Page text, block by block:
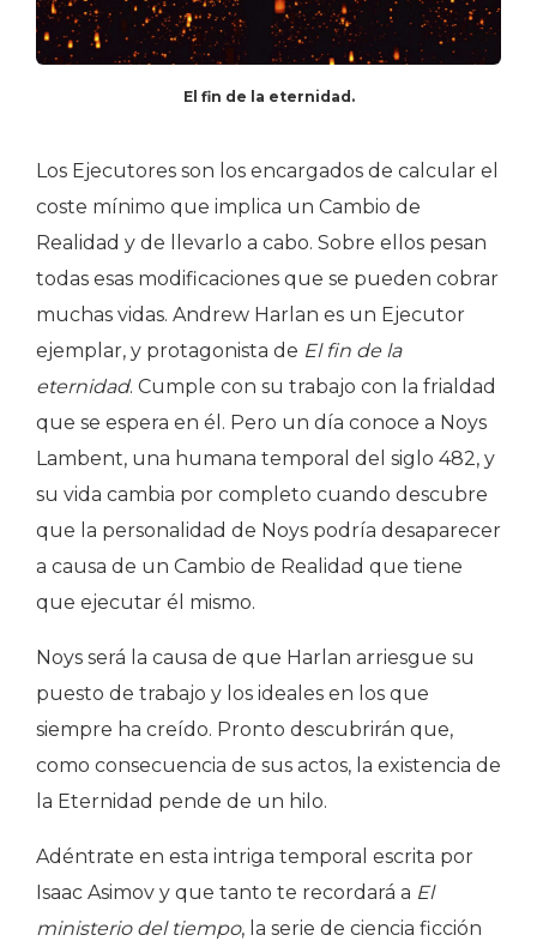
El fin de la eternidad.
Los Ejecutores son los encargados de calcular el
coste mínimo que implica un Cambio de
Realidad y de llevarlo a cabo. Sobre ellos pesan
todas esas modificaciones que se pueden cobrar
muchas vidas. Andrew Harlan es un Ejecutor
ejemplar, y protagonista de El fin de la
eternidad. Cumple con su trabajo con la frialdad
que se espera en él. Pero un día conoce a Noys
Lambent, una humana temporal del siglo 482, y
su vida cambia por completo cuando descubre
que la personalidad de Noys podría desaparecer
a causa de un Cambio de Realidad que tiene
que ejecutar él mismo.
Noys será la causa de que Harlan arriesgue su
puesto de trabajo y los ideales en los que
siempre ha creído. Pronto descubrirán que,
como consecuencia de sus actos, la existencia de
la Eternidad pende de un hilo.
Adéntrate en esta intriga temporal escrita por
Isaac Asimov y que tanto te recordará a El
ministerio del tiempo, la serie de ciencia ficción